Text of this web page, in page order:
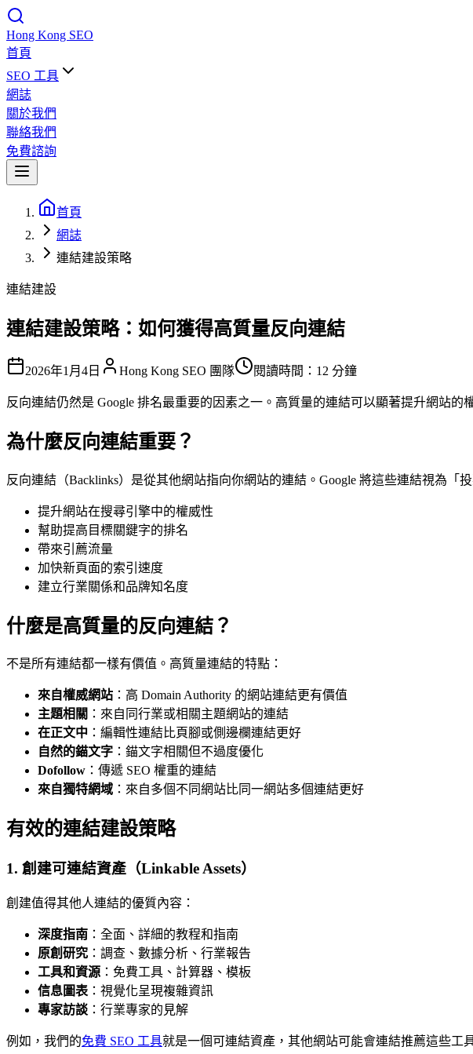
Hong Kong SEO
首頁
SEO 工具
網誌
關於我們
聯絡我們
免費諮詢
首頁
網誌
連結建設策略
連結建設
連結建設策略：如何獲得高質量反向連結
2026年1月4日 Hong Kong SEO 團隊 閱讀時間：12 分鐘
反向連結仍然是 Google 排名最重要的因素之一。高質量的連結可以顯著提升網站
為什麼反向連結重要？
反向連結（Backlinks）是從其他網站指向你網站的連結。Google 將這些連結視為
提升網站在搜尋引擎中的權威性
幫助提高目標關鍵字的排名
帶來引薦流量
加快新頁面的索引速度
建立行業關係和品牌知名度
什麼是高質量的反向連結？
不是所有連結都一樣有價值。高質量連結的特點：
來自權威網站 ：高 Domain Authority 的網站連結更有價值
主題相關 ：來自同行業或相關主題網站的連結
在正文中 ：編輯性連結比頁腳或側邊欄連結更好
自然的錨文字 ：錨文字相關但不過度優化
Dofollow ：傳遞 SEO 權重的連結
來自獨特網域 ：來自多個不同網站比同一網站多個連結更好
有效的連結建設策略
1. 創建可連結資產（Linkable Assets）
創建值得其他人連結的優質內容：
深度指南 ：全面、詳細的教程和指南
原創研究 ：調查、數據分析、行業報告
工具和資源 ：免費工具、計算器、模板
信息圖表 ：視覺化呈現複雜資訊
專家訪談 ：行業專家的見解
例如，我們的免費 SEO 工具就是一個可連結資產，其他網站可能會連結推薦這些工